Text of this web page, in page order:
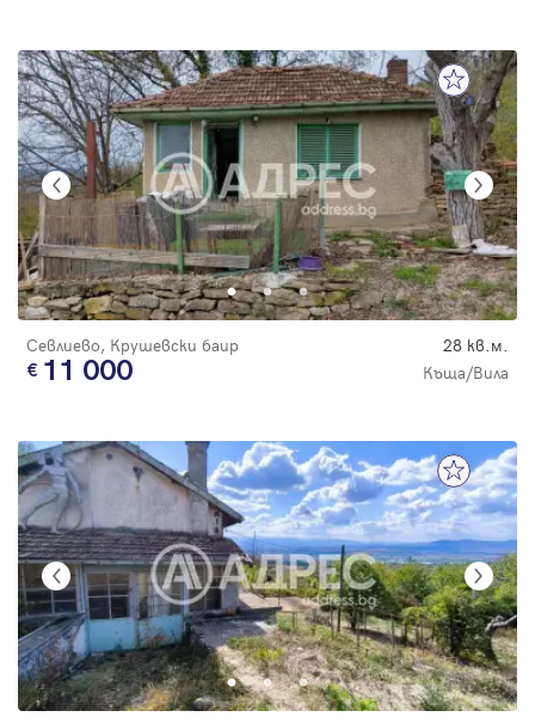
Севлиево, Крушевски баир 28 кв.м.
11 000 Къща/Вила